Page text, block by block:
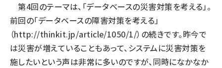
第4回のテーマは、「データベースの災害対策を考える」。
前回の「データベースの障害対策を考える」
（http://thinkit.jp/article/1050/1/）の続きです。昨今で
は災害が増えていることもあって、システムに災害対策を
施したいという声は非常に多いのですが、同時になかなか